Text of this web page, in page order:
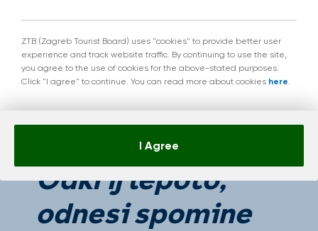
Odkrij lepoto,
odnesi spomine
ZTB (Zagreb Tourist Board) uses "cookies" to provide better user
experience and track website traffic. By continuing to use the site,
you agree to the use of cookies for the above-stated purposes.
Click "I agree" to continue. You can read more about cookies here.
I Agree